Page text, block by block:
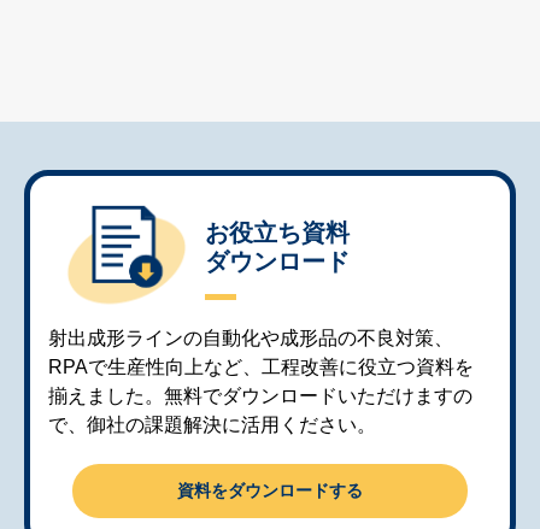
お役立ち資料
ダウンロード
射出成形ラインの自動化や成形品の不良対策、
RPAで生産性向上など、工程改善に役立つ資料を
揃えました。無料でダウンロードいただけますの
で、御社の課題解決に活用ください。
資料をダウンロードする